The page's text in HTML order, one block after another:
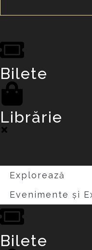
Bilete
Librărie
Explorează
Evenimente și
Bilete